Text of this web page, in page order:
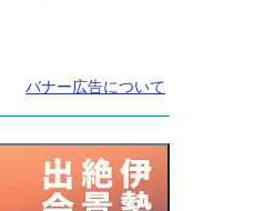
バナー広告について